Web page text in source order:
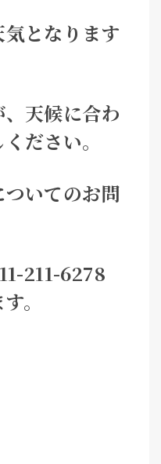
となります
天候に合わ
ださい。
いてのお問
211-6278
。